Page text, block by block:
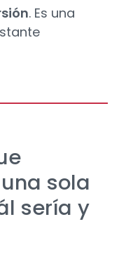
. Es una
sola
sería y